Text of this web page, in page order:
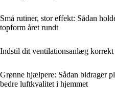
Små rutiner, stor effekt: Sådan
topform året rundt
Indstil dit ventilationsanlæg
Grønne hjælpere: Sådan bidrager
bedre luftkvalitet i hjemmet